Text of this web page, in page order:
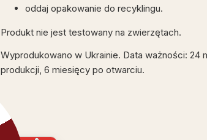
oddaj opakowanie do recyklingu.
Produkt nie jest testowany na zwierzętach.
Wyprodukowano w Ukrainie. Data ważności: 24
produkcji, 6 miesięcy po otwarciu.